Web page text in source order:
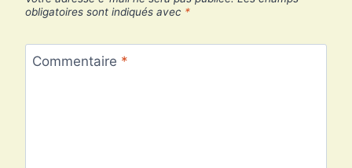
obligatoires sont indiqués avec *
Commentaire *